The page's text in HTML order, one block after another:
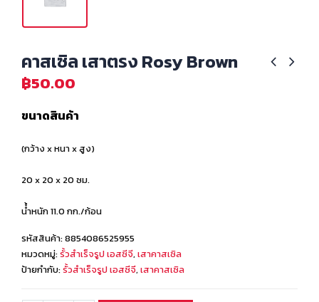
คาสเซิล เสาตรง Rosy Brown
฿50.00
ขนาดสินค้า
(กว้าง x หนา x สูง)
20 x 20 x 20 ซม.
นํ้ำหนัก 11.0 กก./ก้อน
รหัสสินค้า:8854086525955
หมวดหมู่:รั้วสำเร็จรูป เอสซีจี, เสาคาสเซิล
ป้ายกำกับ:รั้วสำเร็จรูป เอสซีจี, เสาคาสเซิล